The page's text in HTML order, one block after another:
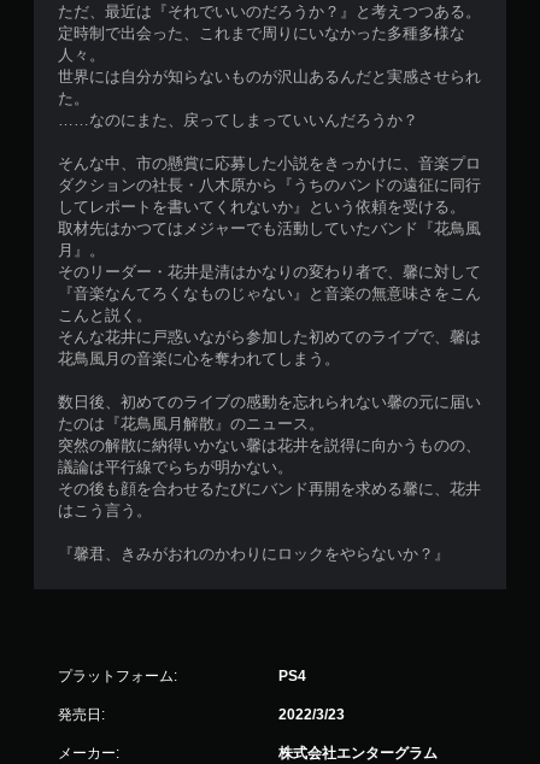
ただ、最近は『それでいいのだろうか？』と考えつつある。
定時制で出会った、これまで周りにいなかった多種多様な
人々。
世界には自分が知らないものが沢山あるんだと実感させられ
た。
……なのにまた、戻ってしまっていいんだろうか？
そんな中、市の懸賞に応募した小説をきっかけに、音楽プロ
ダクションの社長・八木原から『うちのバンドの遠征に同行
してレポートを書いてくれないか』という依頼を受ける。
取材先はかつてはメジャーでも活動していたバンド『花鳥風
月』。
そのリーダー・花井是清はかなりの変わり者で、馨に対して
『音楽なんてろくなものじゃない』と音楽の無意味さをこん
こんと説く。
そんな花井に戸惑いながら参加した初めてのライブで、馨は
花鳥風月の音楽に心を奪われてしまう。
数日後、初めてのライブの感動を忘れられない馨の元に届い
たのは『花鳥風月解散』のニュース。
突然の解散に納得いかない馨は花井を説得に向かうものの、
議論は平行線でらちが明かない。
その後も顔を合わせるたびにバンド再開を求める馨に、花井
はこう言う。
『馨君、きみがおれのかわりにロックをやらないか？』
プラットフォーム: PS4
発売日: 2022/3/23
メーカー: 株式会社エンターグラム